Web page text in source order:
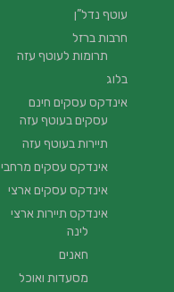
עוטף נדל”ן
חרבות ברזל
תרומות לעוטף עזה
בלוג
אינדקס עסקים חינם
עסקים בעוטף עזה
תיירות בעוטף עזה
אינדקס עסקים מרחבי
אינדקס עסקים ארצי
אינדקס תיירות ארצי
לינה
חאנים
מסעדות ואוכל